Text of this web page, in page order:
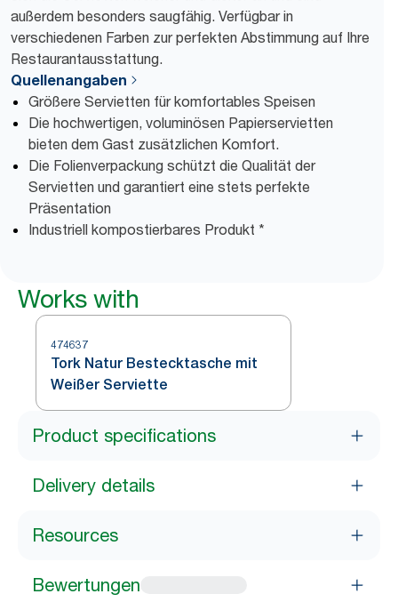
außerdem besonders saugfähig. Verfügbar in
verschiedenen Farben zur perfekten Abstimmung auf Ihre
Restaurantausstattung.
Quellenangaben
Größere Servietten für komfortables Speisen
Die hochwertigen, voluminösen Papierservietten
bieten dem Gast zusätzlichen Komfort.
Die Folienverpackung schützt die Qualität der
Servietten und garantiert eine stets perfekte
Präsentation
Industriell kompostierbares Produkt *
Works with
474637
Tork Natur Bestecktasche mit
Weißer Serviette
Product specifications
Delivery details
Resources
Bewertungen